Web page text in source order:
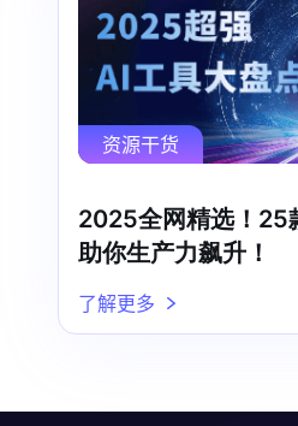
资源干货
2025全网精选！25
助你生产力飙升！
了解更多